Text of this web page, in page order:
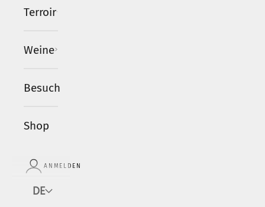
Terroir
Weine
Besuch
Shop
ANMELDEN
DE